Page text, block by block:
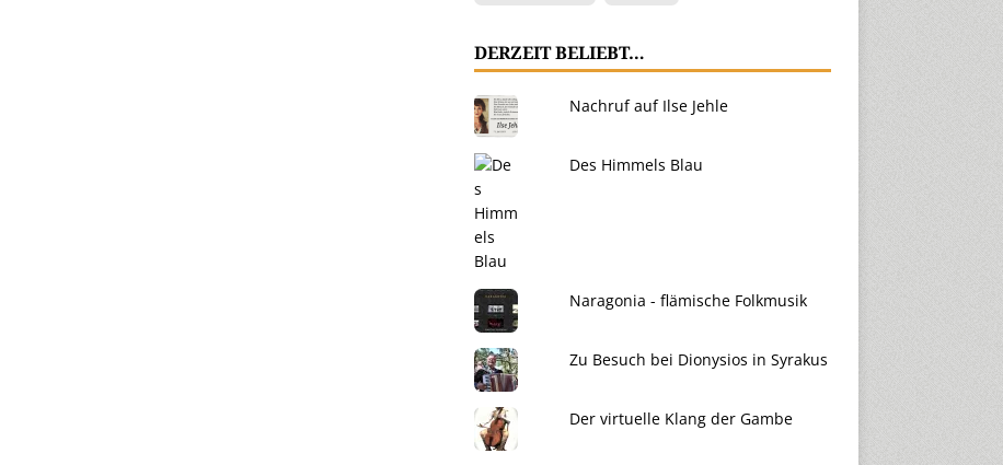
DERZEIT BELIEBT…
Nachruf auf Ilse Jehle
Des Himmels Blau
Naragonia - flämische Folkmusik
Zu Besuch bei Dionysios in Syrakus
Der virtuelle Klang der Gambe